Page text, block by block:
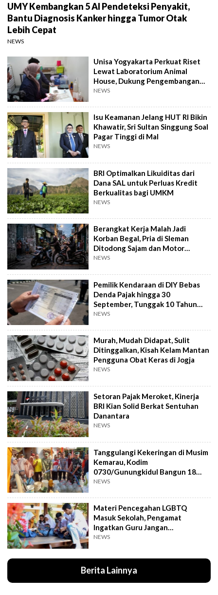
UMY Kembangkan 5 AI Pendeteksi Penyakit,
Bantu Diagnosis Kanker hingga Tumor Otak
Lebih Cepat
NEWS
Unisa Yogyakarta Perkuat Riset
Lewat Laboratorium Animal
House, Dukung Pengembangan
Kandidat Obat
NEWS
Isu Keamanan Jelang HUT RI Bikin
Khawatir, Sri Sultan Singgung Soal
Pagar Tinggi di Mal
NEWS
BRI Optimalkan Likuiditas dari
Dana SAL untuk Perluas Kredit
Berkualitas bagi UMKM
NEWS
Berangkat Kerja Malah Jadi
Korban Begal, Pria di Sleman
Ditodong Sajam dan Motor
Digasak
NEWS
Pemilik Kendaraan di DIY Bebas
Denda Pajak hingga 30
September, Tunggak 10 Tahun
Cukup Bayar 5 Tahun
NEWS
Murah, Mudah Didapat, Sulit
Ditinggalkan, Kisah Kelam Mantan
Pengguna Obat Keras di Jogja
NEWS
Setoran Pajak Meroket, Kinerja
BRI Kian Solid Berkat Sentuhan
Danantara
NEWS
Tanggulangi Kekeringan di Musim
Kemarau, Kodim
0730/Gunungkidul Bangun 18
Titik Sumur Bor
NEWS
Materi Pencegahan LGBTQ
Masuk Sekolah, Pengamat
Ingatkan Guru Jangan
Menghakimi Siswa
NEWS
Berita Lainnya